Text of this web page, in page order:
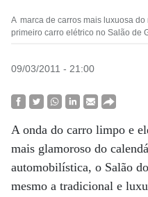
A marca de carros mais luxuosa
primeiro carro elétrico no Salão de
09/03/2011 - 21:00
A onda do carro limpo e
mais glamoroso do
automobilística, o Salão
mesmo a tradicional e